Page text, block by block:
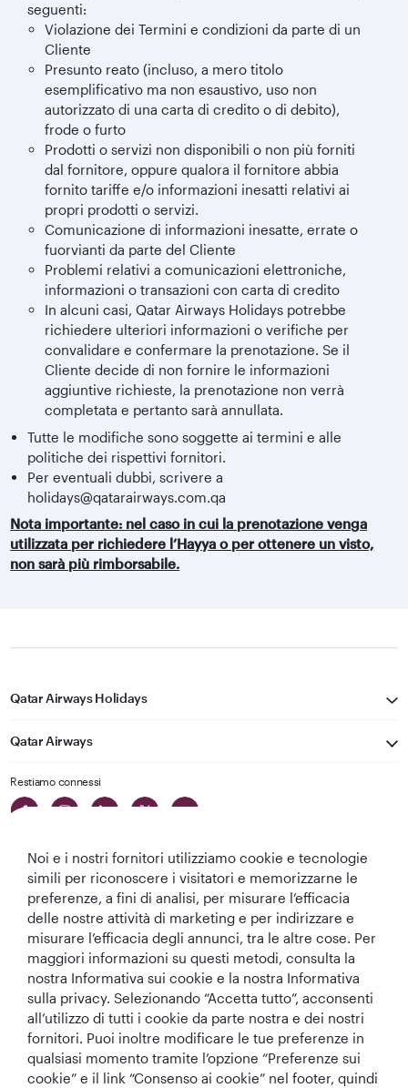
seguenti:
Violazione dei Termini e condizioni da parte di un
Cliente
Presunto reato (incluso, a mero titolo
esemplificativo ma non esaustivo, uso non
autorizzato di una carta di credito o di debito),
frode o furto
Prodotti o servizi non disponibili o non più forniti
dal fornitore, oppure qualora il fornitore abbia
fornito tariffe e/o informazioni inesatti relativi ai
propri prodotti o servizi.
Comunicazione di informazioni inesatte, errate o
fuorvianti da parte del Cliente
Problemi relativi a comunicazioni elettroniche,
informazioni o transazioni con carta di credito
In alcuni casi, Qatar Airways Holidays potrebbe
richiedere ulteriori informazioni o verifiche per
convalidare e confermare la prenotazione. Se il
Cliente decide di non fornire le informazioni
aggiuntive richieste, la prenotazione non verrà
completata e pertanto sarà annullata.
Tutte le modifiche sono soggette ai termini e alle
politiche dei rispettivi fornitori.
Per eventuali dubbi, scrivere a
holidays@qatarairways.com.qa
Nota importante: nel caso in cui la prenotazione venga
utilizzata per richiedere l’Hayya o per ottenere un visto,
non sarà più rimborsabile.
Qatar Airways Holidays
Qatar Airways
Restiamo connessi
Migliore
Compagnia aerea
del Medio
Oriente
Migliore
Compagnia
Aerea del Mondo
Migliore Business
Class del Mondo
Migliore Lounge
di Business Class
del Mondo
T&C Informativa sulla privacy
Noi e i nostri fornitori utilizziamo cookie e tecnologie
simili per riconoscere i visitatori e memorizzarne le
preferenze, a fini di analisi, per misurare l’efficacia
delle nostre attività di marketing e per indirizzare e
misurare l’efficacia degli annunci, tra le altre cose. Per
maggiori informazioni su questi metodi, consulta la
nostra Informativa sui cookie e la nostra Informativa
sulla privacy. Selezionando “Accetta tutto”, acconsenti
all’utilizzo di tutti i cookie da parte nostra e dei nostri
fornitori. Puoi inoltre modificare le tue preferenze in
qualsiasi momento tramite l’opzione “Preferenze sui
cookie” e il link “Consenso ai cookie” nel footer, quindi